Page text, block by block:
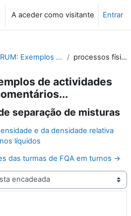
A aceder como visitante Entrar
FÓRUM: Exemplos de actividades práticas e comentários... processos físicos de separação de misturas
de actividades
separação de misturas
e da densidade relativa
nos líquidos
das turmas de FQA em turnos →